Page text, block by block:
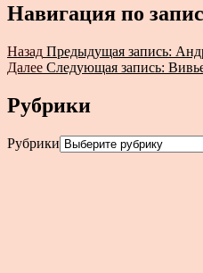
Навигация по
Назад Предыдущая запись:
Далее Следующая запись:
Рубрики
Рубрики